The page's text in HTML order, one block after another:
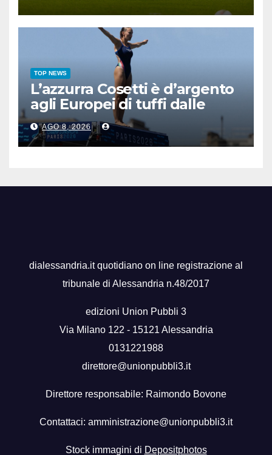
TOP NEWS
L’azzurra Cosetti è d’argento
agli Europei di tuffi dalle
grandi altezze
AGO 8, 2026
dialessandria.it quotidiano on line registrazione al
tribunale di Alessandria n.48/2017
edizioni Union Pubbli 3
Via Milano 122 - 15121 Alessandria
0131221988
direttore@unionpubbli3.it
Direttore responsabile: Raimondo Bovone
Contattaci: amministrazione@unionpubbli3.it
Stock immagini di Depositphotos